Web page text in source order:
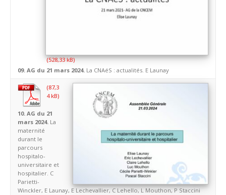
09. AG du 21 mars 2024. La CNAéS : actualités. E Launay
10. AG du 21
mars 2024. La
maternité
durant le
parcours
hospitalo-
universitaire et
hospitalier. C
Parietti-
Winckler, E Launay, E Lechevallier, C Lehello, L Mouthon, P Staccini